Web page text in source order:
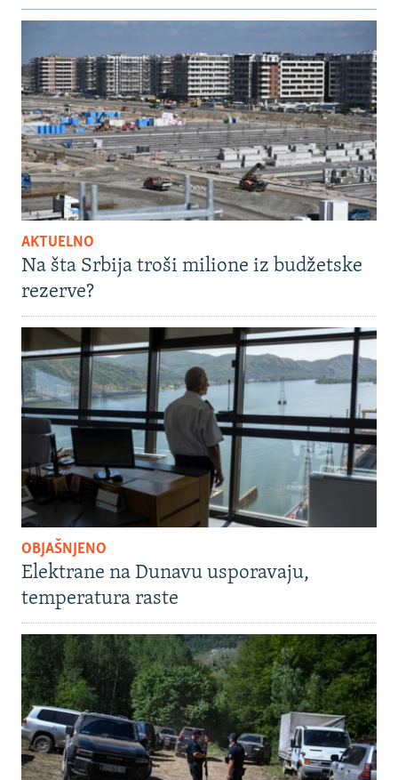
AKTUELNO
Na šta Srbija troši milione iz budžetske
rezerve?
OBJAŠNJENO
Elektrane na Dunavu usporavaju,
temperatura raste